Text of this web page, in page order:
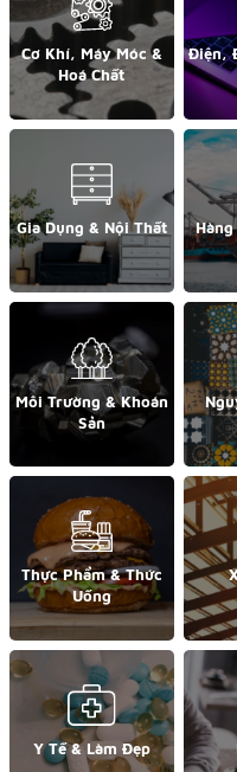
Cơ Khí, Máy Móc &
Hoá Chất
Điện,
Gia Dụng & Nội Thất Hàng
Môi Trường & Khoán
Sản
Thực Phẩm & Thức
Uống
Y Tế & Làm Đẹp